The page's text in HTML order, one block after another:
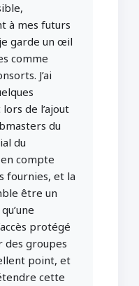
à mes futurs
garde un œil
comme
J’ai
de l’ajout
du
du
compte
fournies, et la
être un
protégé
des groupes
point, et
cette